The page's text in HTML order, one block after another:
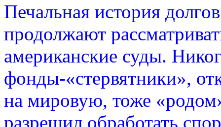
Печальная история
продолжают
американские суды.
фонды-«стервятники»,
на мировую, тоже
разрешил обработать